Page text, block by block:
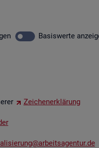
Ba­sis­wer­te
Zei­chen­er­klä­rung